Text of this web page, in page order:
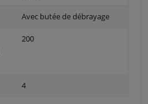
Avec butée de débrayage
200
4